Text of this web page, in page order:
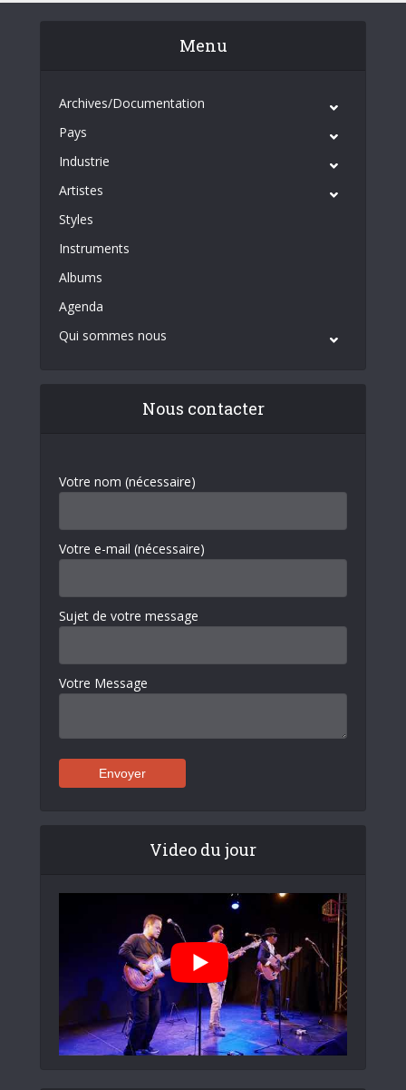
Menu
Archives/Documentation
Pays
Industrie
Artistes
Styles
Instruments
Albums
Agenda
Qui sommes nous
Nous contacter
Votre nom (nécessaire)
Votre e-mail (nécessaire)
Sujet de votre message
Votre Message
Video du jour